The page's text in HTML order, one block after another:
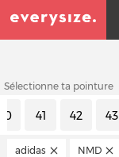
Sélectionne ta pointure
41 42 43
adidas NMD